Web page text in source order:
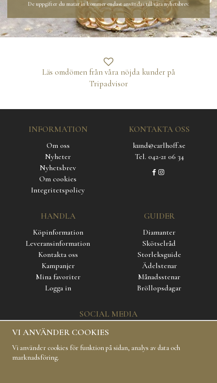
De uppgifter du matar in kommer endast användas till våra nyhetsbrev.
Läs omdömen från våra nöjda kunder på
Tripadvisor
INFORMATION
Om oss
Nyheter
Nyhetsbrev
Om cookies
Integritetspolicy
KONTAKTA OSS
kund@carlhoff.se
Tel. 042-21 06 34
HANDLA
Köpinformation
Leveransinformation
Kontakta oss
Kampanjer
Mina favoriter
Logga in
GUIDER
Diamanter
Skötselråd
Storleksguide
Ädelstenar
Månadsstenar
Bröllopsdagar
SOCIAL MEDIA
VI ANVÄNDER COOKIES
Vi använder cookies för funktion på sidan, analys av data och
marknadsföring.